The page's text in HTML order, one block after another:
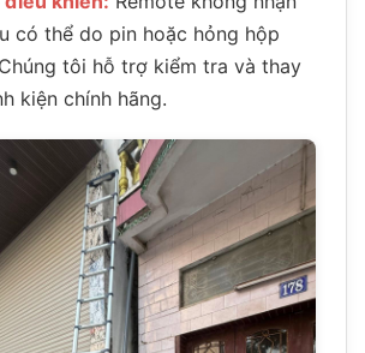
có thể do pin hoặc hỏng hộp
tôi hỗ trợ kiểm tra và thay
kiện chính hãng.